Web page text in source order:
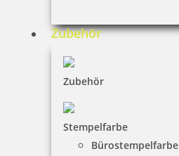
Zubehör
Zubehör
Stempelfarbe
Bürostempelfarbe